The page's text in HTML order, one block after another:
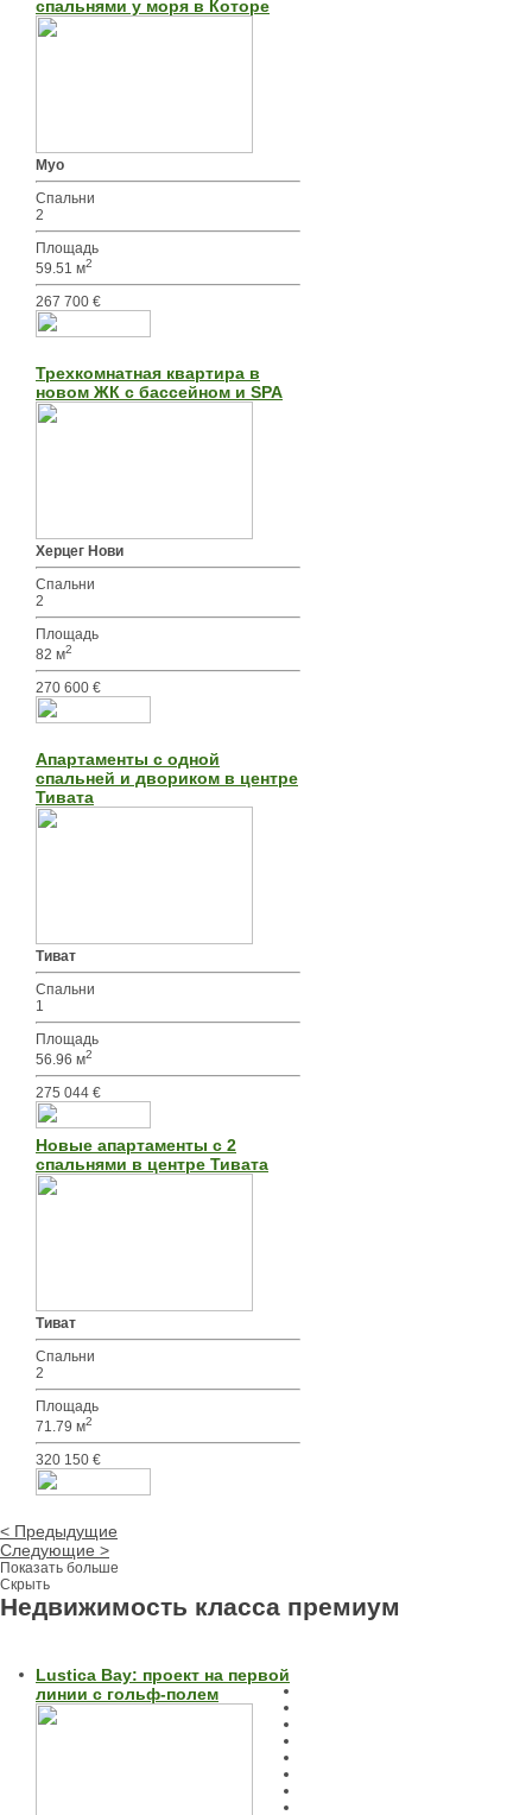
спальнями у моря в Которе
Муо
Спальни
2
Площадь
59.51 м2
267 700 €
Трехкомнатная квартира в
новом ЖК с бассейном и SPA
Херцег Нови
Спальни
2
Площадь
82 м2
270 600 €
Апартаменты с одной
спальней и двориком в центре
Тивата
Тиват
Спальни
1
Площадь
56.96 м2
275 044 €
Новые апартаменты с 2
спальнями в центре Тивата
Тиват
Спальни
2
Площадь
71.79 м2
320 150 €
< Предыдущие
Следующие >
Показать больше
Скрыть
Недвижимость класса премиум
Lustica Bay: проект на первой
линии с гольф-полем